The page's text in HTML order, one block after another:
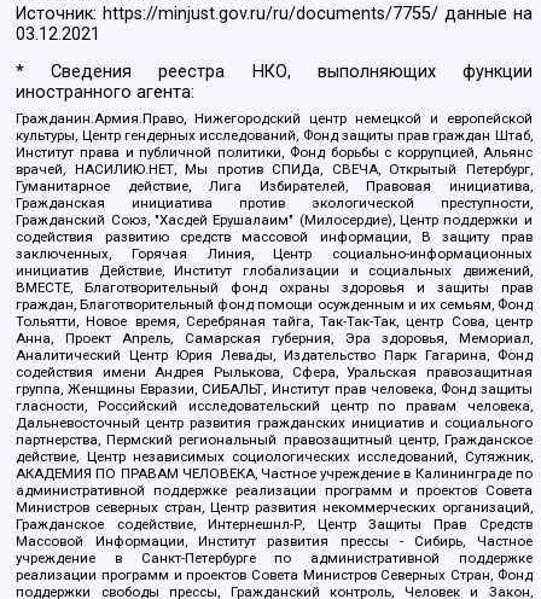
Источник: https://minjust.gov.ru/ru/documents/7755/ данные на
03.12.2021
* Сведения реестра НКО, выполняющих функции
иностранного агента:
Гражданин.Армия.Право, Нижегородский центр немецкой и европейской
культуры, Центр гендерных исследований, Фонд защиты прав граждан Штаб,
Институт права и публичной политики, Фонд борьбы с коррупцией, Альянс
врачей, НАСИЛИЮ.НЕТ, Мы против СПИДа, СВЕЧА, Открытый Петербург,
Гуманитарное действие, Лига Избирателей, Правовая инициатива,
Гражданская инициатива против экологической преступности,
Гражданский Союз, "Хасдей Ерушалаим" (Милосердие), Центр поддержки и
содействия развитию средств массовой информации, В защиту прав
заключенных, Горячая Линия, Центр социально-информационных
инициатив Действие, Институт глобализации и социальных движений,
ВМЕСТЕ, Благотворительный фонд охраны здоровья и защиты прав
граждан, Благотворительный фонд помощи осужденным и их семьям, Фонд
Тольятти, Новое время, Серебряная тайга, Так-Так-Так, центр Сова, центр
Анна, Проект Апрель, Самарская губерния, Эра здоровья, Мемориал,
Аналитический Центр Юрия Левады, Издательство Парк Гагарина, Фонд
содействия имени Андрея Рылькова, Сфера, Уральская правозащитная
группа, Женщины Евразии, СИБАЛЬТ, Институт прав человека, Фонд защиты
гласности, Российский исследовательский центр по правам человека,
Дальневосточный центр развития гражданских инициатив и социального
партнерства, Пермский региональный правозащитный центр, Гражданское
действие, Центр независимых социологических исследований, Сутяжник,
АКАДЕМИЯ ПО ПРАВАМ ЧЕЛОВЕКА, Частное учреждение в Калининграде по
административной поддержке реализации программ и проектов Совета
Министров северных стран, Центр развития некоммерческих организаций,
Гражданское содействие, Интернешнл-Р, Центр Защиты Прав Средств
Массовой Информации, Институт развития прессы - Сибирь, Частное
учреждение в Санкт-Петербурге по административной поддержке
реализации программ и проектов Совета Министров Северных Стран, Фонд
поддержки свободы прессы, Гражданский контроль, Человек и Закон,